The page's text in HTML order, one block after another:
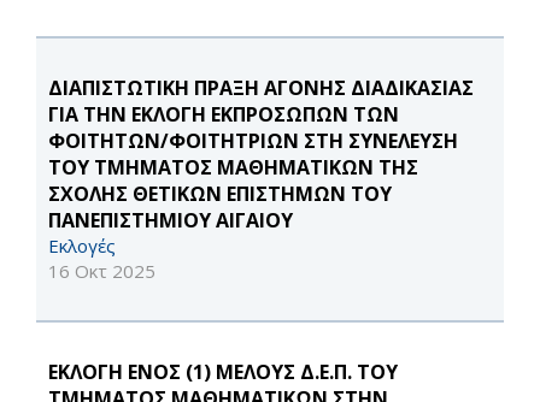
ΔΙΑΠΙΣΤΩΤΙΚΗ ΠΡΑΞΗ ΑΓΟΝΗΣ ΔΙΑΔΙΚΑΣΙΑΣ
ΓΙΑ ΤΗΝ ΕΚΛΟΓΗ ΕΚΠΡΟΣΩΠΩΝ ΤΩΝ
ΦΟΙΤΗΤΩΝ/ΦΟΙΤΗΤΡΙΩΝ ΣΤΗ ΣΥΝΕΛΕΥΣΗ
ΤΟΥ ΤΜΗΜΑΤΟΣ ΜΑΘΗΜΑΤΙΚΩΝ ΤΗΣ
ΣΧΟΛΗΣ ΘΕΤΙΚΩΝ ΕΠΙΣΤΗΜΩΝ ΤΟΥ
ΠΑΝΕΠΙΣΤΗΜΙΟΥ ΑΙΓΑΙΟΥ
Εκλογές
16 Οκτ 2025
ΕΚΛΟΓΗ ΕΝΟΣ (1) ΜΕΛΟΥΣ Δ.Ε.Π. ΤΟΥ